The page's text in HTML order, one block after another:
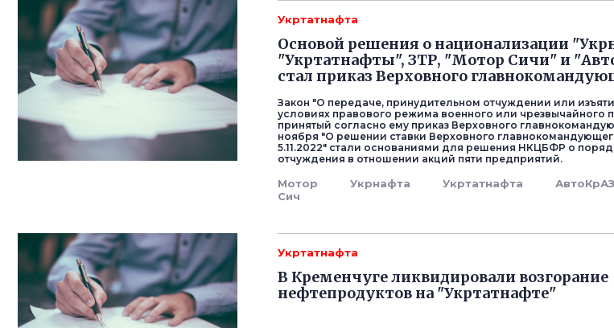
Укртатнафта
Основой решения о национализации
"Укртатнафты", ЗТР, "Мотор Сичи" и
стал приказ Верховного
Закон "О передаче, принудительном отчуждении или
условиях правового режима военного или чрезвычайного
принятый согласно ему приказ Верховного
ноября "О решении ставки Верховного
5.11.2022" стали основаниями для решения НКЦБФР о
отчуждения в отношении акций пяти предприятий.
Мотор
Сич
Укрнафта Укртатнафта АвтоКрАЗ
Укртатнафта
В Кременчуге ликвидировали возгорание
нефтепродуктов на "Укртатнафте"